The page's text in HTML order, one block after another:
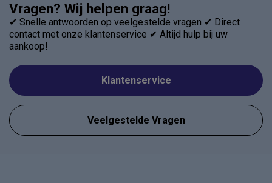
Vragen? Wij helpen graag!
✔ Snelle antwoorden op veelgestelde vragen ✔ Direct
contact met onze klantenservice ✔ Altijd hulp bij uw
aankoop!
Klantenservice
Veelgestelde Vragen